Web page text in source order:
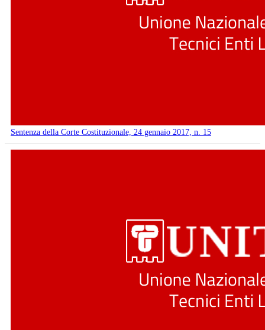
Sentenza della Corte Costituzionale, 24 gennaio 2017, n. 15